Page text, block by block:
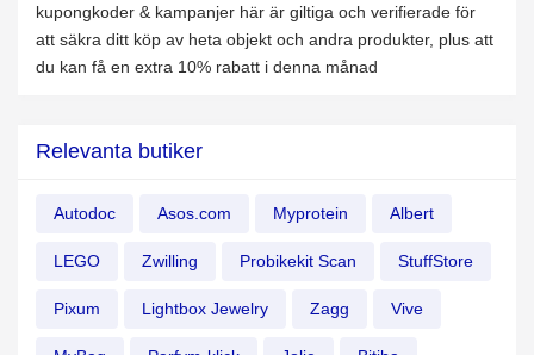
kupongkoder & kampanjer här är giltiga och verifierade för
att säkra ditt köp av heta objekt och andra produkter, plus att
du kan få en extra 10% rabatt i denna månad
Relevanta butiker
Autodoc Asos.com Myprotein Albert
LEGO Zwilling Probikekit Scan StuffStore
Pixum Lightbox Jewelry Zagg Vive